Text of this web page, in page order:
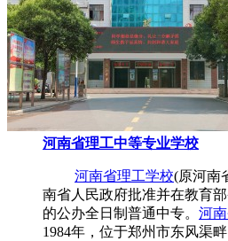
河南省理工中等专业学校
河南省理工学校(原河南
南省人民政府批准并在教育
的公办全日制普通中专。 河
1984年，位于郑州市东风渠